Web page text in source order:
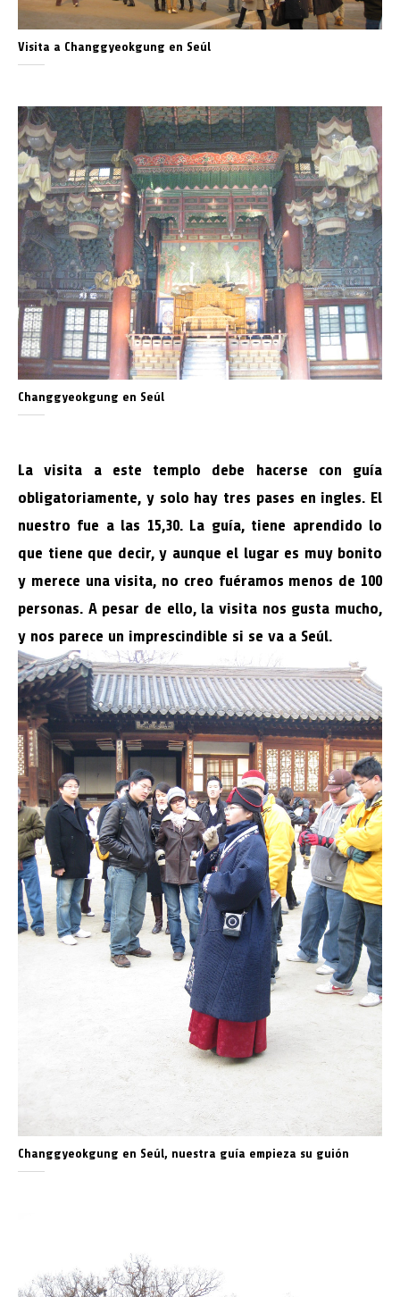
Visita a Changgyeokgung en Seúl
Changgyeokgung en Seúl
La visita a este templo debe hacerse con guía
obligatoriamente, y solo hay tres pases en ingles. El
nuestro fue a las 15,30. La guía, tiene aprendido lo
que tiene que decir, y aunque el lugar es muy bonito
y merece una visita, no creo fuéramos menos de 100
personas. A pesar de ello, la visita nos gusta mucho,
y nos parece un imprescindible si se va a Seúl.
Changgyeokgung en Seúl, nuestra guía empieza su guión